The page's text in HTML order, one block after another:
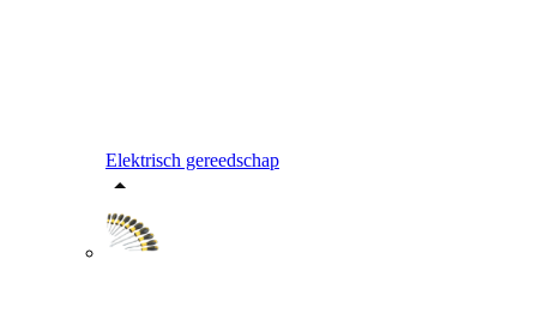
Elektrisch gereedschap